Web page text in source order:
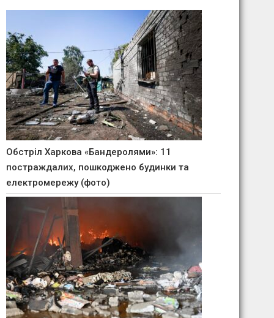
Обстріл Харкова «Бандеролями»: 11
постраждалих, пошкоджено будинки та
електромережу (фото)